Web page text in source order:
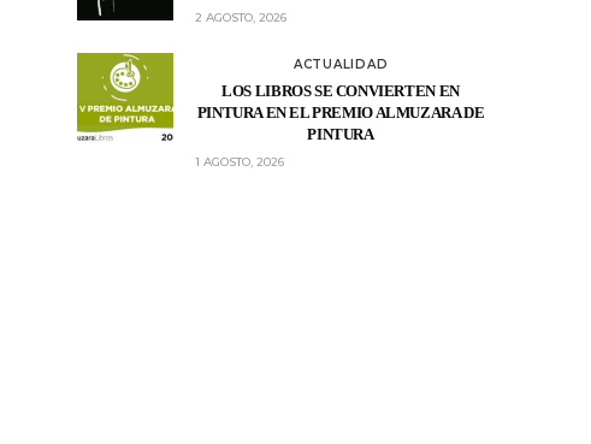
2 AGOSTO, 2026
ACTUALIDAD
LOS LIBROS SE CONVIERTEN EN
PINTURA EN EL PREMIO ALMUZARA DE
PINTURA
1 AGOSTO, 2026